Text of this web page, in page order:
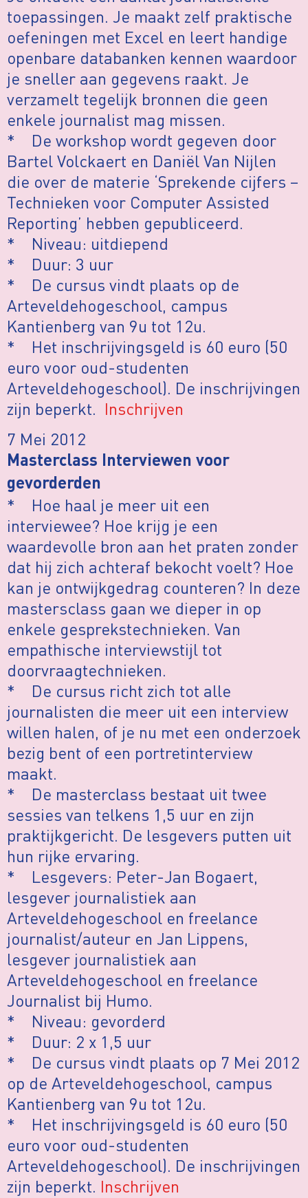
toepassingen. Je maakt zelf praktische
oefeningen met Excel en leert handige
openbare databanken kennen waardoor
je sneller aan gegevens raakt. Je
verzamelt tegelijk bronnen die geen
enkele journalist mag missen.
* De workshop wordt gegeven door
Bartel Volckaert en Daniël Van Nijlen
die over de materie ‘Sprekende cijfers –
Technieken voor Computer Assisted
Reporting’ hebben gepubliceerd.
* Niveau: uitdiepend
* Duur: 3 uur
* De cursus vindt plaats op de
Arteveldehogeschool, campus
Kantienberg van 9u tot 12u.
* Het inschrijvingsgeld is 60 euro (50
euro voor oud-studenten
Arteveldehogeschool). De inschrijvingen
zijn beperkt. Inschrijven
7 Mei 2012
Masterclass Interviewen voor
gevorderden
* Hoe haal je meer uit een
interviewee? Hoe krijg je een
waardevolle bron aan het praten zonder
dat hij zich achteraf bekocht voelt? Hoe
kan je ontwijkgedrag counteren? In deze
mastersclass gaan we dieper in op
enkele gesprekstechnieken. Van
empathische interviewstijl tot
doorvraagtechnieken.
* De cursus richt zich tot alle
journalisten die meer uit een interview
willen halen, of je nu met een onderzoek
bezig bent of een portretinterview
maakt.
* De masterclass bestaat uit twee
sessies van telkens 1,5 uur en zijn
praktijkgericht. De lesgevers putten uit
hun rijke ervaring.
* Lesgevers: Peter-Jan Bogaert,
lesgever journalistiek aan
Arteveldehogeschool en freelance
journalist/auteur en Jan Lippens,
lesgever journalistiek aan
Arteveldehogeschool en freelance
Journalist bij Humo.
* Niveau: gevorderd
* Duur: 2 x 1,5 uur
* De cursus vindt plaats op 7 Mei 2012
op de Arteveldehogeschool, campus
Kantienberg van 9u tot 12u.
* Het inschrijvingsgeld is 60 euro (50
euro voor oud-studenten
Arteveldehogeschool). De inschrijvingen
zijn beperkt. Inschrijven